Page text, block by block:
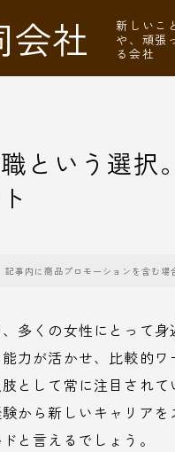
会社
新しいこ
や、頑張
る会社
という選択
記事内に商品プロモーションを含む場
多くの女性にとって
力が活かせ、比較的
として常に注目され
から新しいキャリア
と言えるでしょう。